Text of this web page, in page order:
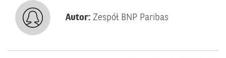
Autor: Zespół BNP Paribas